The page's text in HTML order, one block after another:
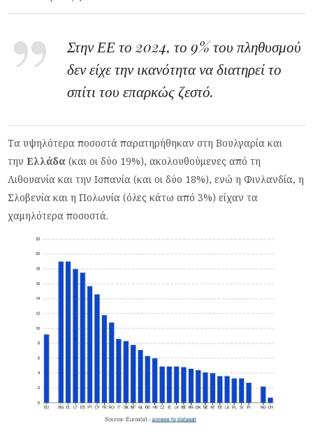
Στην ΕΕ το 2024, το 9% του πληθυσμού
δεν είχε την ικανότητα να διατηρεί το
σπίτι του επαρκώς ζεστό.
Τα υψηλότερα ποσοστά παρατηρήθηκαν στη Βουλγαρία και
τηνΕλλάδα (και οι δύο 19%), ακολουθούμενες από τη
Λιθουανία και την Ισπανία (και οι δύο 18%), ενώ η Φινλανδία, η
Σλοβενία ​​και η Πολωνία (όλες κάτω από 3%) είχαν τα
χαμηλότερα ποσοστά.